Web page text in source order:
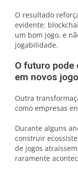
O resultado
evidente:
um bom jogo, e
jogabilidade.
O futuro pode
em novos
Outra
como empresas
Durante alguns
construir
de jogos
raramente